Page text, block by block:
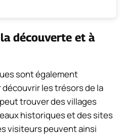
découverte et à
sont également
les trésors de la
trouver des villages
historiques et des sites
visiteurs peuvent ainsi